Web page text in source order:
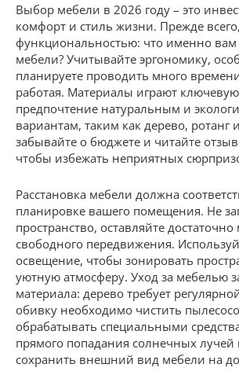
Выбор мебели в 2026 году – это
комфорт и стиль жизни. Прежде
функциональностью: что именно
мебели? Учитывайте эргономику,
планируете проводить много
работая. Материалы играют
предпочтение натуральным и
вариантам, таким как дерево, ротанг
забывайте о бюджете и читайте
чтобы избежать неприятных
Расстановка мебели должна
планировке вашего помещения. Не
пространство, оставляйте достаточно
свободного передвижения.
освещение, чтобы зонировать
уютную атмосферу. Уход за мебелью
материала: дерево требует
обивку необходимо чистить
обрабатывать специальными
прямого попадания солнечных лучей
сохранить внешний вид мебели на